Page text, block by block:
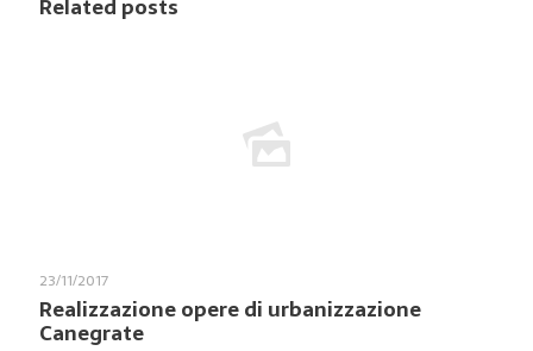
Related posts
23/11/2017
Realizzazione opere di urbanizzazione
Canegrate